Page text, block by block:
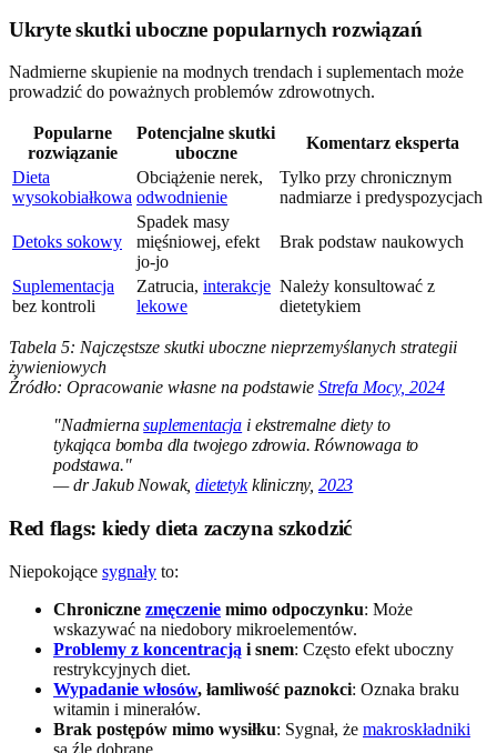
Ukryte skutki uboczne popularnych rozwiązań
Nadmierne skupienie na modnych trendach i suplementach może
prowadzić do poważnych problemów zdrowotnych.
Popularne
rozwiązanie
Potencjalne skutki
uboczne
Komentarz eksperta
Dieta
wysokobiałkowa
Obciążenie nerek,
odwodnienie
Tylko przy chronicznym
nadmiarze i predyspozycjach
Detoks sokowy
Spadek masy
mięśniowej, efekt
jo-jo
Brak podstaw naukowych
Suplementacja
bez kontroli
Zatrucia, interakcje
lekowe
Należy konsultować z
dietetykiem
Tabela 5: Najczęstsze skutki uboczne nieprzemyślanych strategii
żywieniowych
Źródło: Opracowanie własne na podstawie Strefa Mocy, 2024
"Nadmiernasuplementacja i ekstremalne diety to
tykająca bomba dla twojego zdrowia. Równowaga to
podstawa."
— dr Jakub Nowak,dietetykkliniczny, 2023
Red flags: kiedy dieta zaczyna szkodzić
Niepokojące sygnały to:
Chroniczne zmęczenie mimo odpoczynku: Może
wskazywać na niedobory mikroelementów.
Problemy z koncentracją i snem: Często efekt uboczny
restrykcyjnych diet.
Wypadanie włosów, łamliwość paznokci: Oznaka braku
witamin i minerałów.
Brak postępów mimo wysiłku: Sygnał, że makroskładniki
są źle dobrane.